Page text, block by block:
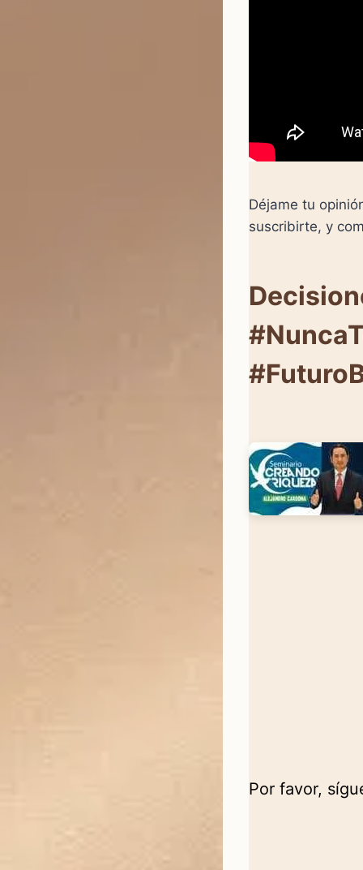
Déjame tu
suscribirte, y
Por favor,